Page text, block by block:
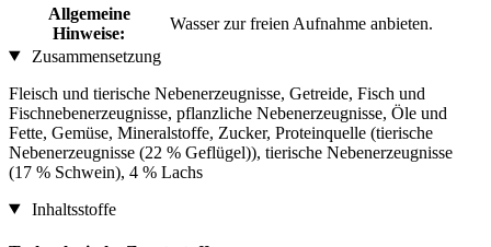
Allgemeine
Hinweise:
Wasser zur freien Aufnahme anbieten.
Zusammensetzung
Fleisch und tierische Nebenerzeugnisse, Getreide, Fisch und
Fischnebenerzeugnisse, pflanzliche Nebenerzeugnisse, Öle und
Fette, Gemüse, Mineralstoffe, Zucker, Proteinquelle (tierische
Nebenerzeugnisse (22 % Geflügel)), tierische Nebenerzeugnisse
(17 % Schwein), 4 % Lachs
Inhaltsstoffe